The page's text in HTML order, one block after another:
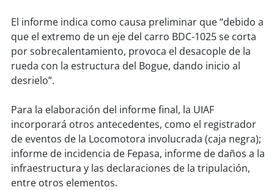
soyosorno
soypuertomontt
soy chiloé
El informe indica como causa preliminar que “debido a
que el extremo de un eje del carro BDC-1025 se corta
por sobrecalentamiento, provoca el desacople de la
rueda con la estructura del Bogue, dando inicio al
desrielo”.
Para la elaboración del informe final, la UIAF
incorporará otros antecedentes, como el registrador
de eventos de la Locomotora involucrada (caja negra);
informe de incidencia de Fepasa, informe de daños a la
infraestructura y las declaraciones de la tripulación,
entre otros elementos.